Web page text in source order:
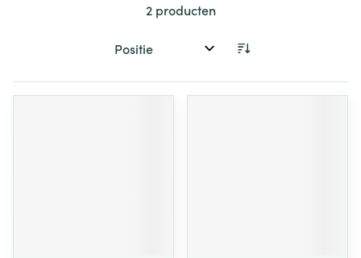
2producten
Sorteer op: